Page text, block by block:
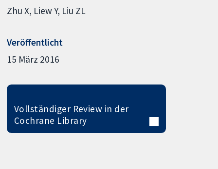
Zhu X Liew Y Liu ZL
Veröffentlicht
15 März 2016
Vollständiger Review in der
Cochrane Library